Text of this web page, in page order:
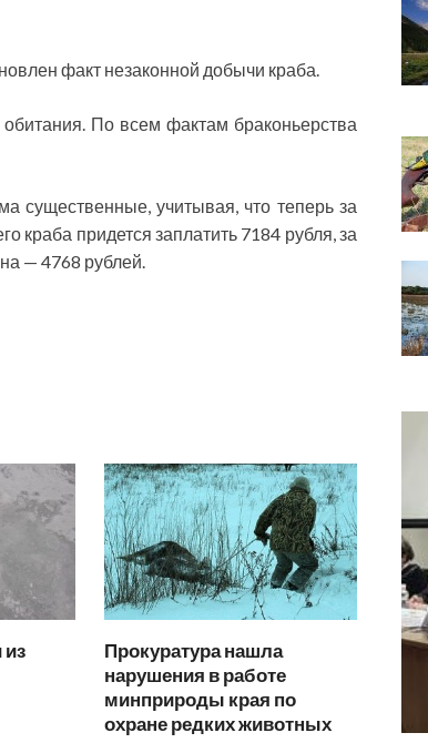
факт незаконной добычи краба.
По всем фактам браконьерства
существенные, учитывая, что теперь за
краба придется заплатить 7184 рубля, за
— 4768 рублей.
Прокуратура нашла
нарушения в работе
минприроды края по
охране редких животных